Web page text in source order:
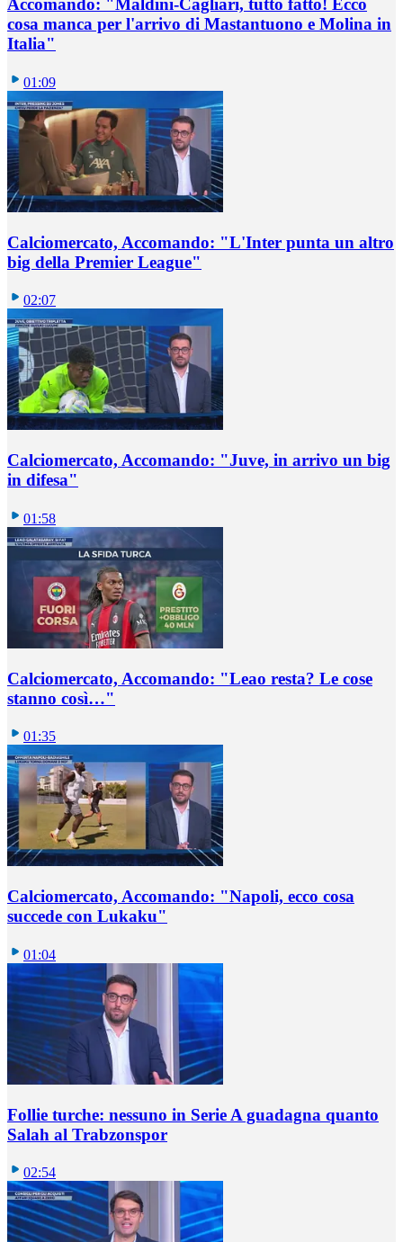
Accomando: "Maldini-Cagliari, tutto fatto! Ecco
cosa manca per l'arrivo di Mastantuono e Molina in
Italia"
01:09
Calciomercato, Accomando: "L'Inter punta un altro
big della Premier League"
02:07
Calciomercato, Accomando: "Juve, in arrivo un big
in difesa"
01:58
Calciomercato, Accomando: "Leao resta? Le cose
stanno così…"
01:35
Calciomercato, Accomando: "Napoli, ecco cosa
succede con Lukaku"
01:04
Follie turche: nessuno in Serie A guadagna quanto
Salah al Trabzonspor
02:54